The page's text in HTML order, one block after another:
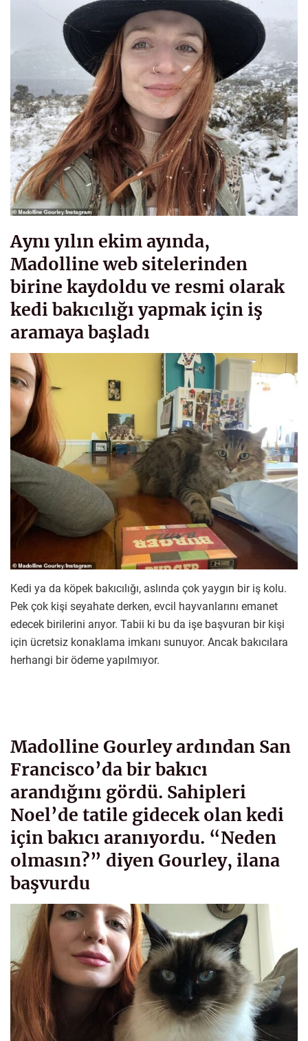
Aynı yılın ekim ayında,
Madolline web sitelerinden
birine kaydoldu ve resmi olarak
kedi bakıcılığı yapmak için iş
aramaya başladı
Kedi ya da köpek bakıcılığı, aslında çok yaygın bir iş kolu.
Pek çok kişi seyahate derken, evcil hayvanlarını emanet
edecek birilerini arıyor. Tabii ki bu da işe başvuran bir kişi
için ücretsiz konaklama imkanı sunuyor. Ancak bakıcılara
herhangi bir ödeme yapılmıyor.
Madolline Gourley ardından San
Francisco’da bir bakıcı
arandığını gördü. Sahipleri
Noel’de tatile gidecek olan kedi
için bakıcı aranıyordu. “Neden
olmasın?” diyen Gourley, ilana
başvurdu